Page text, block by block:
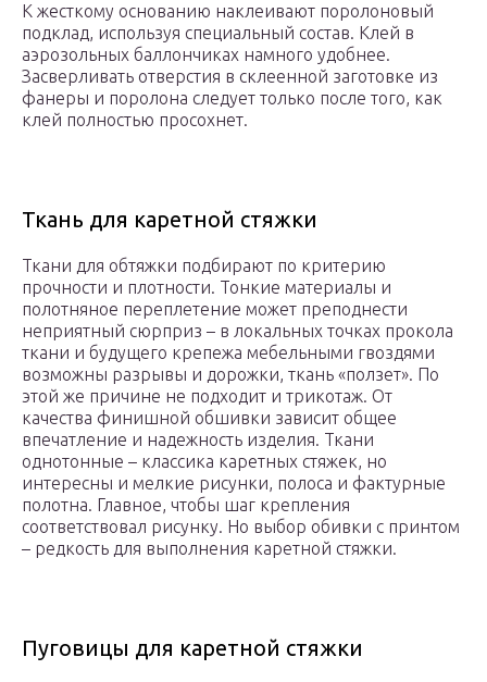
К жесткому основанию наклеивают поролоновый
подклад, используя специальный состав. Клей в
аэрозольных баллончиках намного удобнее.
Засверливать отверстия в склеенной заготовке из
фанеры и поролона следует только после того, как
клей полностью просохнет.
Ткань для каретной стяжки
Ткани для обтяжки подбирают по критерию
прочности и плотности. Тонкие материалы и
полотняное переплетение может преподнести
неприятный сюрприз – в локальных точках прокола
ткани и будущего крепежа мебельными гвоздями
возможны разрывы и дорожки, ткань «ползет». По
этой же причине не подходит и трикотаж. От
качества финишной обшивки зависит общее
впечатление и надежность изделия. Ткани
однотонные – классика каретных стяжек, но
интересны и мелкие рисунки, полоса и фактурные
полотна. Главное, чтобы шаг крепления
соответствовал рисунку. Но выбор обивки с принтом
– редкость для выполнения каретной стяжки.
Пуговицы для каретной стяжки